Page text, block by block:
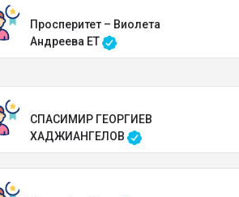
Просперитет – Виолета
Андреева ЕТ
СПАСИМИР ГЕОРГИЕВ
ХАДЖИАНГЕЛОВ